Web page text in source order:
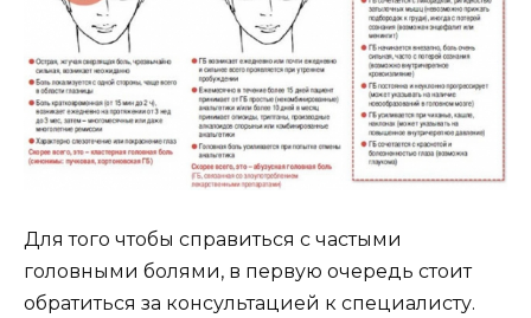
Для того чтобы справиться с частыми
головными болями, в первую очередь стоит
обратиться за консультацией к специалисту.